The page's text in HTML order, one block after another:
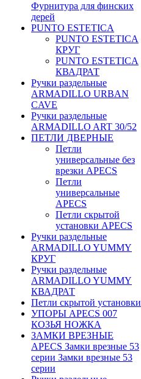
Фурнитура для финских
дерей
PUNTO ESTETICA
PUNTO ESTETICA
КРУГ
PUNTO ESTETICA
КВАДРАТ
Ручки раздельные
ARMADILLO URBAN
CAVE
Ручки раздельные
ARMADILLO ART 30/52
ПЕТЛИ ДВЕРНЫЕ
Петли
универсальные без
врезки APECS
Петли
универсальные
APECS
Петли скрытой
установки APECS
Ручки раздельные
ARMADILLO YUMMY
КРУГ
Ручки раздельные
ARMADILLO YUMMY
КВАДРАТ
Петли скрытой установки
УПОРЫ APECS 007
КОЗЬЯ НОЖКА
ЗАМКИ ВРЕЗНЫЕ
APECS Замки врезные 53
серии Замки врезные 53
серии